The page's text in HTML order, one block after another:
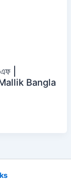
|
Bangla